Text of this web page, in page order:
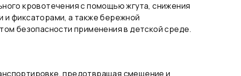
кровотечения с помощью жгута, снижения
и фиксаторами, а также бережной
безопасности применения в детской среде.
предотвращая смещение и